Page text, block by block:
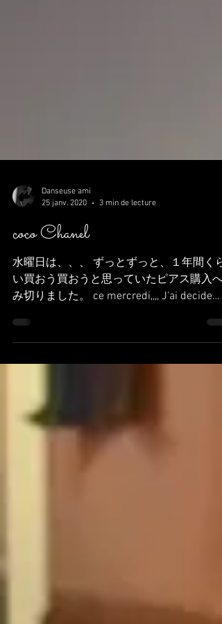
Danseuse ami
25 janv. 2020
coco Chanel
水曜日は、、、 ずっとずっと、１年間くら
み切りました。 ce mercredi,,,, J'ai decide
d'acheter boucle d'oreille, ca fait 1 ans que
j'ai...